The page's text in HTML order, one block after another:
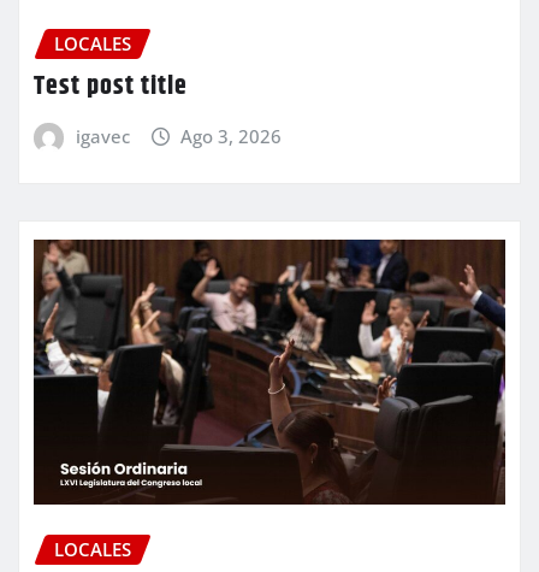
LOCALES
Test post title
igavec Ago 3, 2026
LOCALES